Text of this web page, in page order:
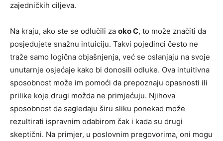
zajedničkih ciljeva.
Na kraju, ako ste se odlučili za oko C, to može značiti da
posjedujete snažnu intuiciju. Takvi pojedinci često ne
traže samo logična objašnjenja, već se oslanjaju na svoje
unutarnje osjećaje kako bi donosili odluke. Ova intuitivna
sposobnost može im pomoći da prepoznaju opasnosti ili
prilike koje drugi možda ne primjećuju. Njihova
sposobnost da sagledaju širu sliku ponekad može
rezultirati ispravnim odabirom čak i kada su drugi
skeptični. Na primjer, u poslovnim pregovorima, oni mogu